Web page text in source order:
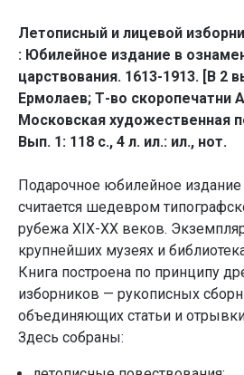
Летописный и лицевой
: Юбилейное издание в
царствования. 1613-1913. [В 2
Ермолаев; Т-во скоропечатни
Московская художественная
Вып. 1: 118 с., 4 л. ил.: ил., нот.
Подарочное юбилейное
считается шедевром
рубежа XIX-XX веков.
крупнейших музеях и
Книга построена по принципу
изборников — рукописных
объединяющих статьи и
Здесь собраны: